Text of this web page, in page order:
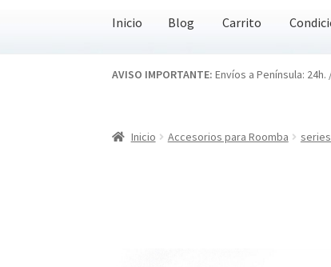
Inicio Blog Carrito
Inicio BlogCarrito Condiciones
AVISO IMPORTANTE: Envíos a Península:
Inicio Accesorios para Roomba